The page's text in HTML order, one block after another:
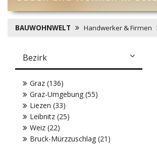
BAUWOHNWELT Handwerker & Firmen
Bezirk
Graz (136)
Graz-Umgebung (55)
Liezen (33)
Leibnitz (25)
Weiz (22)
Bruck-Mürzzuschlag (21)